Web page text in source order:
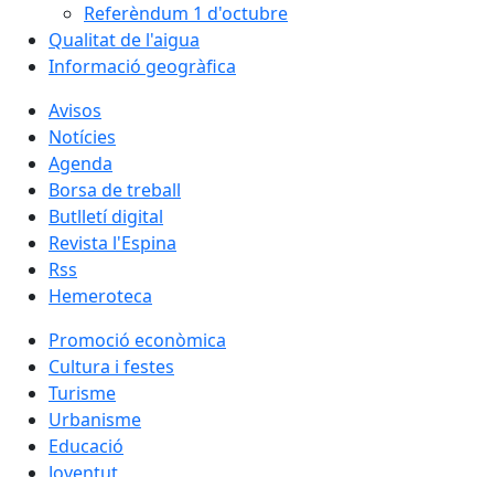
Referèndum 1 d'octubre
Qualitat de l'aigua
Informació geogràfica
Avisos
Notícies
Agenda
Borsa de treball
Butlletí digital
Revista l'Espina
Rss
Hemeroteca
Promoció econòmica
Cultura i festes
Turisme
Urbanisme
Educació